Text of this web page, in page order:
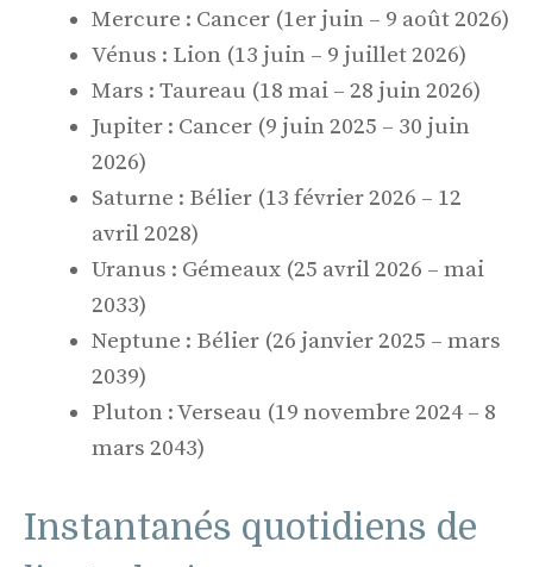
Mercure : Cancer (1er juin – 9 août 2026)
Vénus : Lion (13 juin – 9 juillet 2026)
Mars : Taureau (18 mai – 28 juin 2026)
Jupiter : Cancer (9 juin 2025 – 30 juin
2026)
Saturne : Bélier (13 février 2026 – 12
avril 2028)
Uranus : Gémeaux (25 avril 2026 – mai
2033)
Neptune : Bélier (26 janvier 2025 – mars
2039)
Pluton : Verseau (19 novembre 2024 – 8
mars 2043)
Instantanés quotidiens de